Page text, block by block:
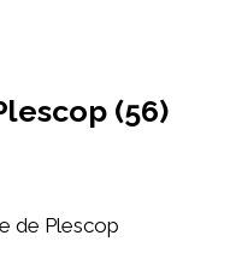
(56)
de Plescop